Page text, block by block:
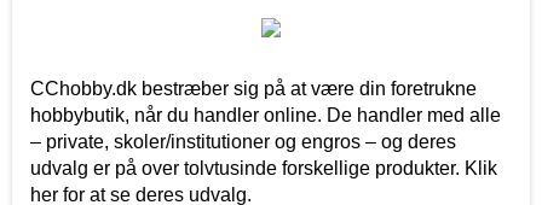
CChobby.dk bestræber sig på at være din foretrukne
hobbybutik, når du handler online. De handler med alle
– private, skoler/institutioner og engros – og deres
udvalg er på over tolvtusinde forskellige produkter. Klik
her for at se deres udvalg.